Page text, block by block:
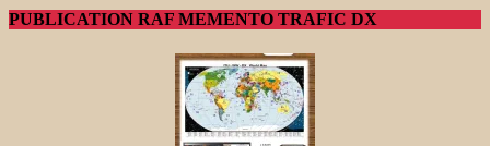
PUBLICATION RAF MEMENTO TRAFIC DX